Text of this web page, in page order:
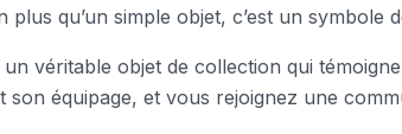
plus qu’un simple objet, c’est un
un véritable objet de collection qui
équipage, et vous rejoignez une